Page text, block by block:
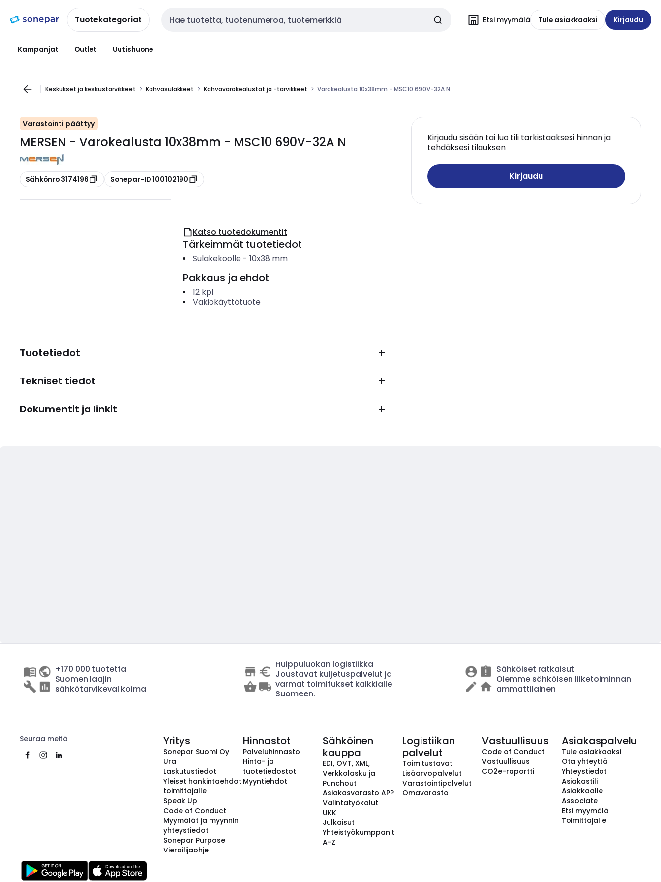
navigointiinsisältöönTuotekategoriat Haku Etsi myymälä Tule asiakkaaksi Kirjaudu
Kampanjat Outlet Uutishuone
Keskukset ja keskustarvikkeet Kahvasulakkeet Kahvavarokealustat ja -tarvikkeet Varokealusta 10x38mm - MSC10 690V-32A N
Varastointi päättyy
MERSEN - Varokealusta 10x38mm - MSC10 690V-32A N
Kopioi
Sähkönro 3174196 Kopioi
Sonepar-ID 100102190
Kirjaudu sisään tai luo tili tarkistaaksesi hinnan ja
tehdäksesi tilauksen
Kirjaudu
Katso tuotedokumentit
Tärkeimmät tuotetiedot
Sulakekoolle - 10x38 mm
Pakkaus ja ehdot
12 kpl
Vakiokäyttötuote
Tuotetiedot
Tekniset tiedot
Dokumentit ja linkit
+170 000 tuotetta
Suomen laajin
sähkötarvikevalikoima
Huippuluokan logistiikka
Joustavat kuljetuspalvelut ja
varmat toimitukset kaikkialle
Suomeen.
Sähköiset ratkaisut
Olemme sähköisen liiketoiminnan
ammattilainen
Seuraa meitä Yritys
Sonepar Suomi Oy
Ura
Laskutustiedot
Yleiset hankintaehdot
toimittajalle
Speak Up
Code of Conduct
Myymälät ja myynnin
yhteystiedot
Sonepar Purpose
Vierailijaohje
Hinnastot
Palveluhinnasto
Hinta- ja
tuotetiedostot
Myyntiehdot
Sähköinen
kauppa
EDI, OVT, XML,
Verkkolasku ja
Punchout
Asiakasvarasto APP
Valintatyökalut
UKK
Julkaisut
Yhteistyökumppanit
A-Z
Logistiikan
palvelut
Toimitustavat
Lisäarvopalvelut
Varastointipalvelut
Omavarasto
Vastuullisuus
Code of Conduct
Vastuullisuus
CO2e-raportti
Asiakaspalvelu
Tule asiakkaaksi
Ota yhteyttä
Yhteystiedot
Asiakastili
Asiakkaalle
Associate
Etsi myymälä
Toimittajalle